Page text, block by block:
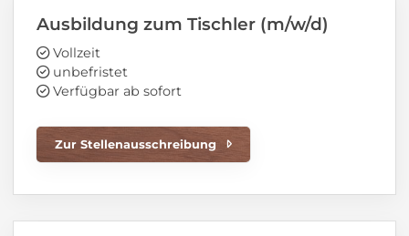
Ausbildung zum Tischler (m/w/d)
Vollzeit
unbefristet
Verfügbar ab sofort
Zur Stellenausschreibung